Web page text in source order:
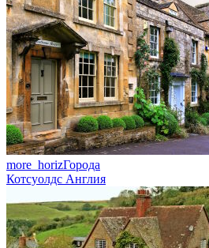
more_horizГорода
Котсуолдс Англия